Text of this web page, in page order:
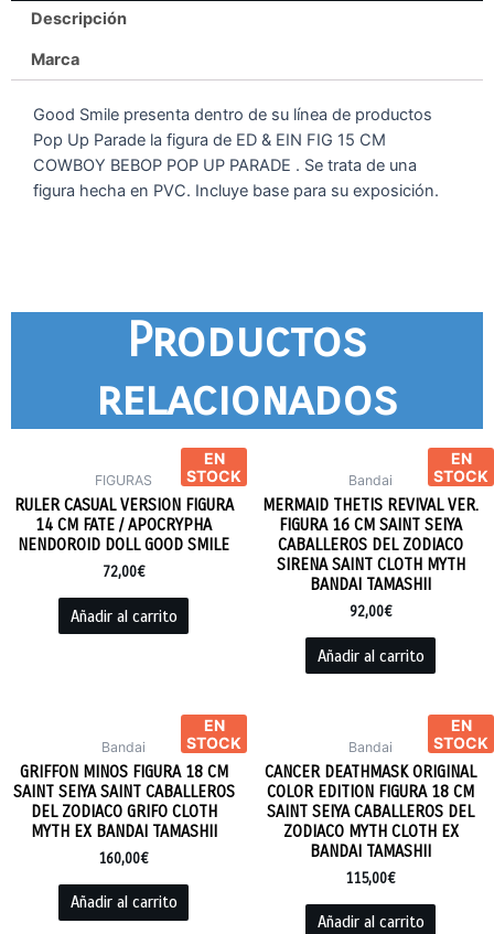
Descripción
Marca
Good Smile presenta dentro de su línea de productos
Pop Up Parade la figura de ED & EIN FIG 15 CM
COWBOY BEBOP POP UP PARADE . Se trata de una
figura hecha en PVC. Incluye base para su exposición.
Productos
relacionados
EN
STOCK
FIGURAS
RULER CASUAL VERSION FIGURA
14 CM FATE / APOCRYPHA
NENDOROID DOLL GOOD SMILE
72,00€
Añadir al carrito
EN
STOCK
Bandai
MERMAID THETIS REVIVAL VER.
FIGURA 16 CM SAINT SEIYA
CABALLEROS DEL ZODIACO
SIRENA SAINT CLOTH MYTH
BANDAI TAMASHII
92,00€
Añadir al carrito
EN
STOCK
Bandai
GRIFFON MINOS FIGURA 18 CM
SAINT SEIYA SAINT CABALLEROS
DEL ZODIACO GRIFO CLOTH
MYTH EX BANDAI TAMASHII
160,00€
Añadir al carrito
EN
STOCK
Bandai
CANCER DEATHMASK ORIGINAL
COLOR EDITION FIGURA 18 CM
SAINT SEIYA CABALLEROS DEL
ZODIACO MYTH CLOTH EX
BANDAI TAMASHII
115,00€
Añadir al carrito